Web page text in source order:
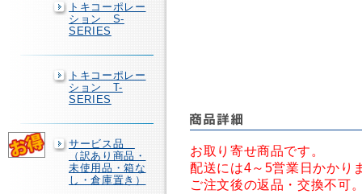
トキコーポレー
ション S-
SERIES
トキコーポレー
ション T-
SERIES
サービス品
（訳あり商品・
未使用品・箱な
し・倉庫置き）
お取り寄せ商品です。
配送には4～5営業日かかり
ご注文後の返品・交換不可